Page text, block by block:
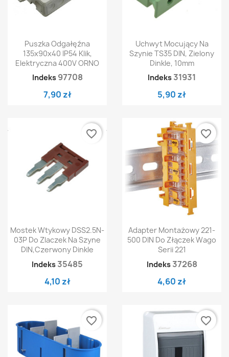
Puszka Odgałęźna
135x90x40 IP54 Klik,
Elektryczna 400V ORNO
Indeks 97708
7,90 zł
Uchwyt Mocujący Na
Szynie TS35 DIN, Zielony
Dinkle, 10mm
Indeks 31931
5,90 zł
Mostek Wtykowy DSS2.5N-
03P Do Zlaczek Na Szyne
DIN,czerwony Dinkle
Indeks 35485
4,10 zł
favorite_border
Adapter Montażowy 221-
500 DIN Do Złączek Wago
Serii 221
Indeks 37268
4,60 zł
favorite_border
favorite_border favorite_border